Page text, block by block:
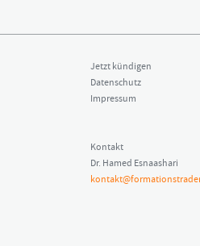
Jetzt kündigen
Datenschutz
Impressum
Kontakt
Dr. Hamed Esnaashari